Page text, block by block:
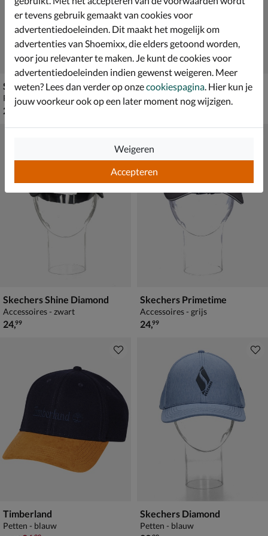
Skechers Diamond
Petten - zwart
€ 29,99
29 ,99
Skechers Elevate Baseball
Petten - grijs
Skechers Shine Diamond
Accessoires - zwart
€ 24,99
24,99
Skechers Primetime
Accessoires - grijs
€ 24,99
24,99
Timberland
Petten - blauw
Skechers Diamond
Petten - blauw
er tevens gebruik gemaakt van cookies voor
advertentiedoeleinden. Dit maakt het mogelijk om
advertenties van Shoemixx, die elders getoond worden,
voor jou relevanter te maken. Je kunt de cookies voor
advertentiedoeleinden indien gewenst weigeren. Meer
weten? Lees dan verder op onzecookiespagina . Hier kun je
jouw voorkeur ook op een later moment nog wijzigen.
Accepteren
Weigeren